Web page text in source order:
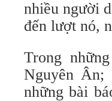
nhiều người
đến lượt nó,
Trong
Nguyên
những bài